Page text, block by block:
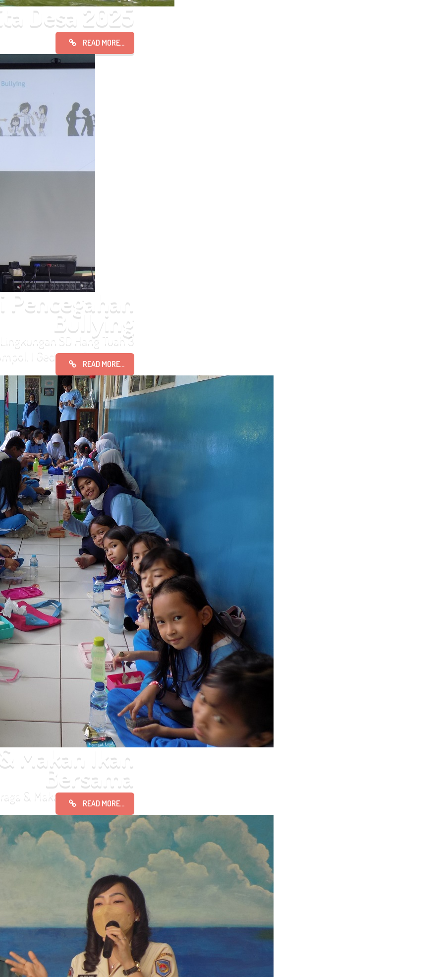
Desa 2025
Pelita Desa 2025
READ MORE...
Pencegahan
Bullying
SD Hang Tuah 3
I Gede Lila Buana Arta
READ MORE...
Makan Ikan
Bersama
& Makan Ikan Bersama
READ MORE...